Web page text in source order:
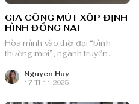
GIA CÔNG MÚT XỐP ĐỊNH
HÌNH ĐỒNG NAI
Hòa mình vào thời đại “bình
thường mới”, ngành truyền
nguồn lực dồi dào và chiến lược
bài bản, sẵn sàng ghi danh trên
Nguyen Huy
17 Th11 2025